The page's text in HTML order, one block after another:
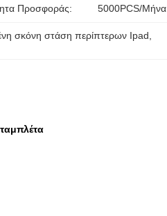
Προσφοράς: 5000PCS/μήνα
σκόνη στάση περίπτερων Ipad